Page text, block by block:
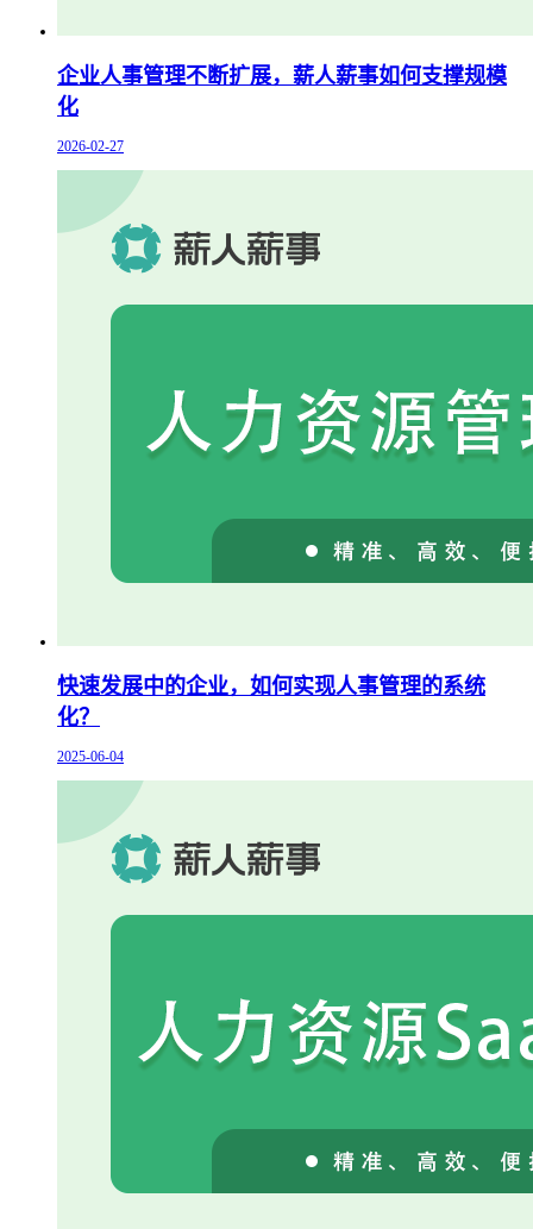
企业人事管理不断扩展，薪人薪事如何支撑规模
化
2026-02-27
快速发展中的企业，如何实现人事管理的系统
化？
2025-06-04